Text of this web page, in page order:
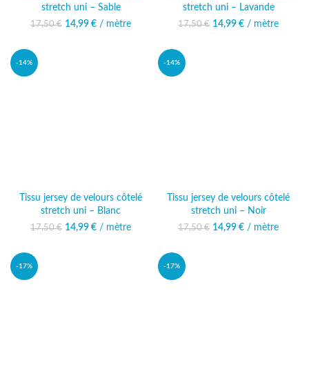
stretch uni – Sable
17,50€
Le prix initial était :
14,99 €
Le prix
/ mètre
stretch uni – Lavande
17,50€
Le prix initial était :
14,99 €
Le prix
/ mètre
-14%
Tissu jersey de velours côtelé
stretch uni – Blanc
17,50€
Le prix initial était :
14,99 €
Le prix
/ mètre
-14%
Tissu jersey de velours côtelé
stretch uni – Noir
17,50€
Le prix initial était :
14,99 €
Le prix
/ mètre
-17% -17%